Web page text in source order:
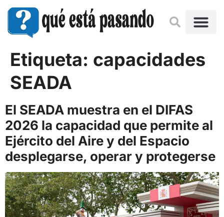
Etiqueta: capacidades
SEADA
El SEADA muestra en el DIFAS
2026 la capacidad que permite al
Ejército del Aire y del Espacio
desplegarse, operar y protegerse